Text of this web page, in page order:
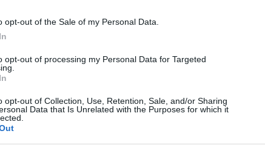
opt-out of the Sale of my Personal Data.
opt-out of processing my Personal Data for Targeted
opt-out of Collection, Use, Retention, Sale, and/or Sharing
Data that Is Unrelated with the Purposes for which it
να επιλύσουν οποιαδήποτε διαφορά
τρόπο, μέσω απευθείας διαβουλεύσεων
επιλογής, όπως προβλέπεται στον
"δεν αποτελεί διεθνή συμφωνία,
δίκαιο. Καμία πρόνοια της
ότι παράγει νομικά δικαιώματα